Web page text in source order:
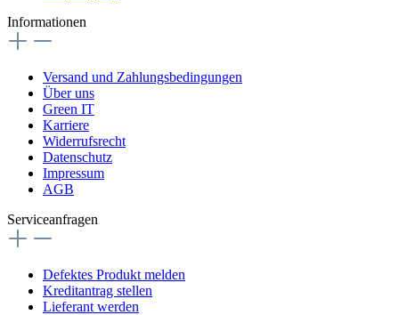
Informationen
Versand und Zahlungsbedingungen
Über uns
Green IT
Karriere
Widerrufsrecht
Datenschutz
Impressum
AGB
Serviceanfragen
Defektes Produkt melden
Kreditantrag stellen
Lieferant werden